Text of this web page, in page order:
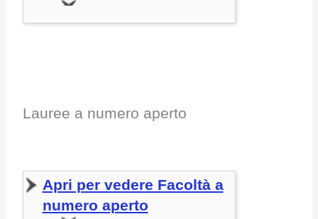
Lauree a numero aperto
Apri per vedere Facoltà a
numero aperto